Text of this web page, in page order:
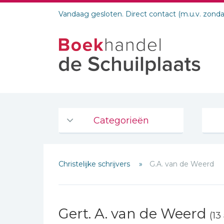
Vandaag gesloten. Direct contact (m.u.v.
Categorieën
De Bijbel
Bijbelse Dagboeken 2026
Bijbelstudie groepen
Christelijke schrijvers G.A. van de Weerd
Gert. A. van de Weerd